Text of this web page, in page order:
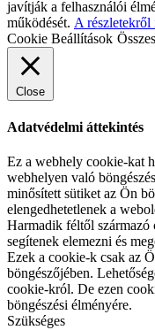
javítják a felhasználói
működését. A részletekről
Cookie Beállítások
Close
Adatvédelmi áttekintés
Ez a webhely cookie-kat
webhelyen való
minősített sütiket az Ön
elengedhetetlenek a
Harmadik féltől származó
segítenek elemezni és
Ezek a cookie-k csak az
böngészőjében.
cookie-król. De ezen
böngészési élményére.
Szükséges